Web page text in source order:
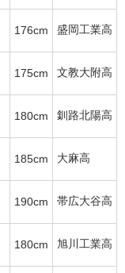
176cm 盛岡工業高
175cm 文教大附高
180cm 釧路北陽高
185cm 大麻高
190cm 帯広大谷高
180cm 旭川工業高